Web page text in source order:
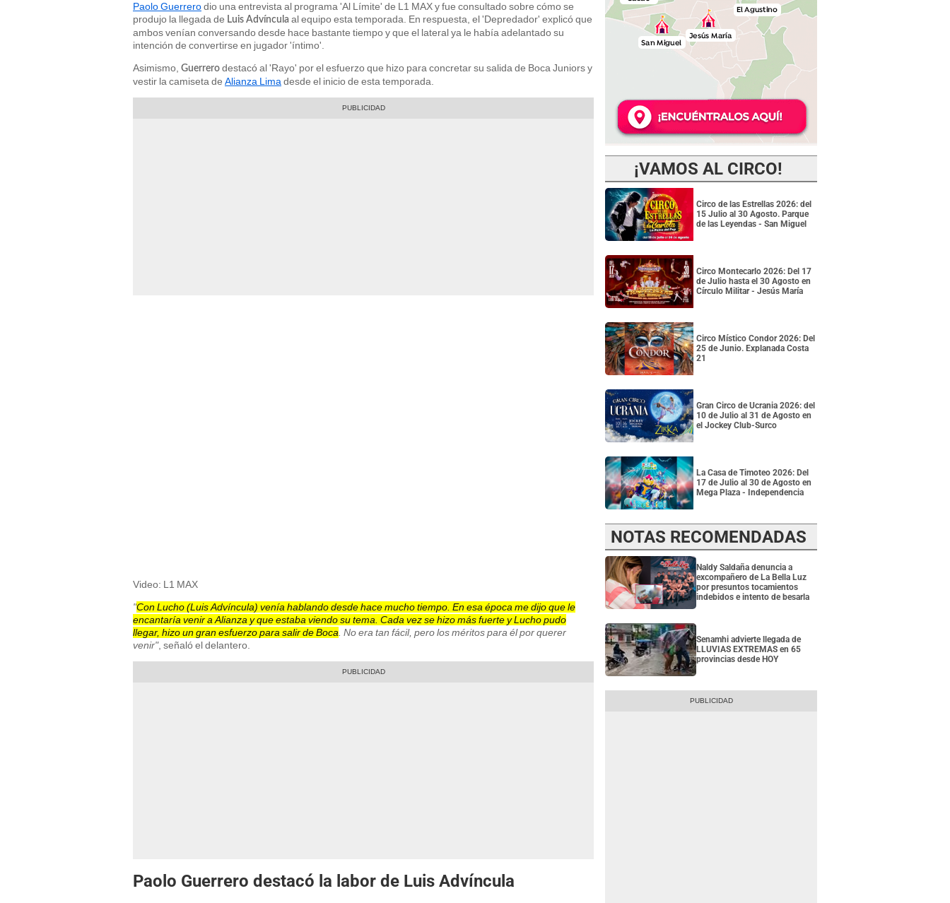
Paolo Guerrerodio una entrevista al programa 'Al Límite' de L1 MAX y fue consultado sobre cómo se
produjo la llegada de Luis Advíncula al equipo esta temporada. En respuesta, el 'Depredador' explicó que
ambos venían conversando desde hace bastante tiempo y que el lateral ya le había adelantado su
intención de convertirse en jugador 'íntimo'.
Asimismo, Guerrero destacó al 'Rayo' por el esfuerzo que hizo para concretar su salida de Boca Juniors y
vestir la camiseta de Alianza Limadesde el inicio de esta temporada.
Video: L1 MAX
"Con Lucho (Luis Advíncula) venía hablando desde hace mucho tiempo. En esa época me dijo que le
encantaría venir a Alianza y que estaba viendo su tema. Cada vez se hizo más fuerte y Lucho pudo
llegar, hizo un gran esfuerzo para salir de Boca . No era tan fácil, pero los méritos para él por querer
venir", señaló el delantero.
Paolo Guerrero destacó la labor de Luis Advíncula
¡VAMOS AL CIRCO!
Circo de las Estrellas 2026: del
15 Julio al 30 Agosto. Parque
de las Leyendas - San Miguel
Circo Montecarlo 2026: Del 17
de Julio hasta el 30 Agosto en
Círculo Militar - Jesús María
Circo Místico Condor 2026: Del
25 de Junio. Explanada Costa
21
Gran Circo de Ucrania 2026: del
10 de Julio al 31 de Agosto en
el Jockey Club-Surco
La Casa de Timoteo 2026: Del
17 de Julio al 30 de Agosto en
Mega Plaza - Independencia
NOTAS RECOMENDADAS
Naldy Saldaña denuncia a
excompañero de La Bella Luz
por presuntos tocamientos
indebidos e intento de besarla
Senamhi advierte llegada de
LLUVIAS EXTREMAS en 65
provincias desde HOY